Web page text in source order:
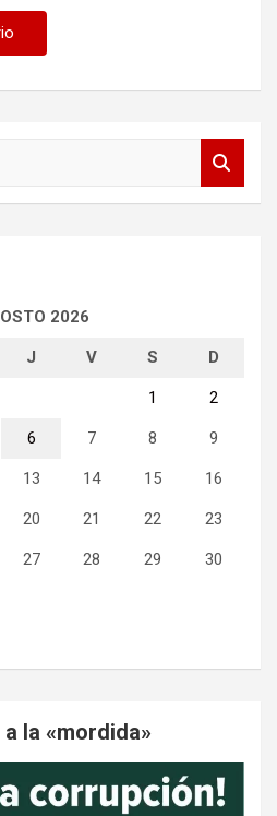
2026
J V S D
1 2
6 7 8 9
13 14 15 16
20 21 22 23
27 28 29 30
la «mordida»